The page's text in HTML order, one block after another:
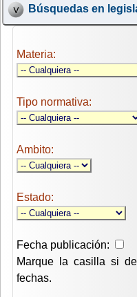
Búsquedas en
Materia:
Tipo normativa:
Ambito:
Estado:
Fecha publicación:
Marque la casilla si
fechas.